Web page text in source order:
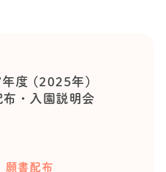
年度 (2025年)
布・入園説明会
願書配布